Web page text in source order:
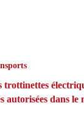
trottinettes
autorisées dans le